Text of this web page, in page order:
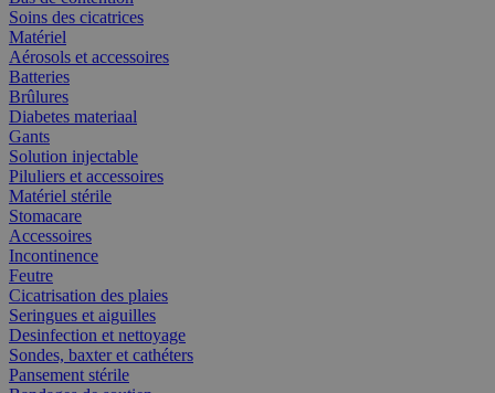
Soins des cicatrices
Matériel
Aérosols et accessoires
Batteries
Brûlures
Diabetes materiaal
Gants
Solution injectable
Piluliers et accessoires
Matériel stérile
Stomacare
Accessoires
Incontinence
Feutre
Cicatrisation des plaies
Seringues et aiguilles
Desinfection et nettoyage
Sondes, baxter et cathéters
Pansement stérile